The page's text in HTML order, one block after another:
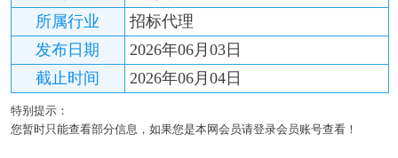
达州市
资阳市 眉山市 雅安市 阿坝州 甘孜州 凉山州
所属行业
招标代理
发布日期
2026年06月03日
截止时间
2026年06月04日
特别提示：
您暂时只能查看部分信息，如果您是本网会员请登录会员账号查看！